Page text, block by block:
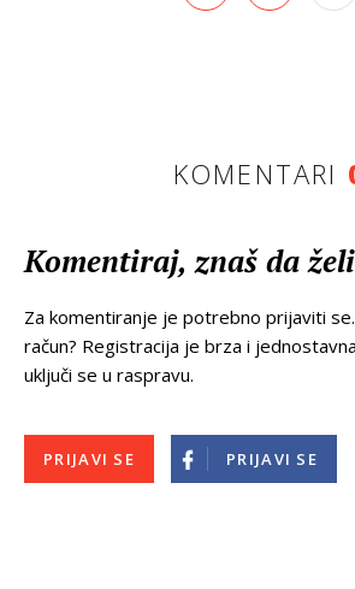
KOMENTARI
Komentiraj, znaš da
Za komentiranje je potrebno prijaviti
račun? Registracija je brza i
uključi se u raspravu.
PRIJAVI SE PRIJAVI SE